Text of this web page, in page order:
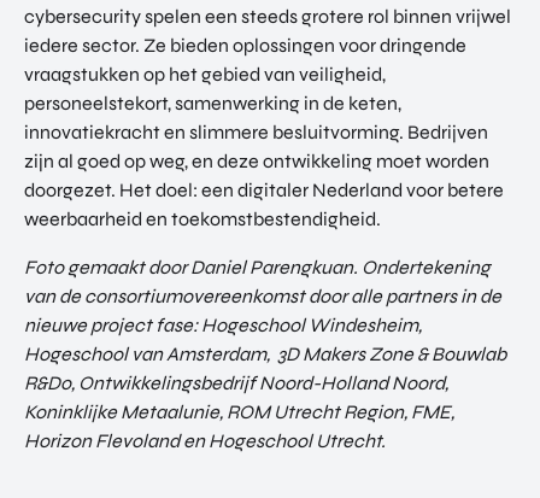
cybersecurity spelen een steeds grotere rol binnen vrijwel
iedere sector. Ze bieden oplossingen voor dringende
vraagstukken op het gebied van veiligheid,
personeelstekort, samenwerking in de keten,
innovatiekracht en slimmere besluitvorming. Bedrijven
zijn al goed op weg, en deze ontwikkeling moet worden
doorgezet. Het doel: een digitaler Nederland voor betere
weerbaarheid en toekomstbestendigheid.
Foto gemaakt door Daniel Parengkuan. Ondertekening
van de consortiumovereenkomst door alle partners in de
nieuwe project fase: Hogeschool Windesheim,
Hogeschool van Amsterdam, 3D Makers Zone & Bouwlab
R&Do, Ontwikkelingsbedrijf Noord-Holland Noord,
Koninklijke Metaalunie, ROM Utrecht Region, FME,
Horizon Flevoland en Hogeschool Utrecht.